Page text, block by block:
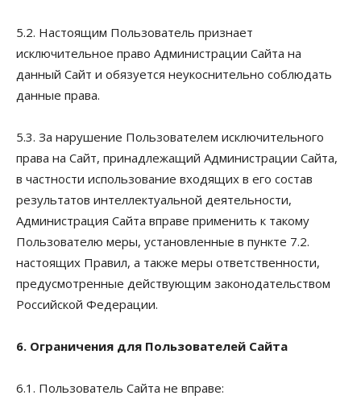
5.2. Настоящим Пользователь признает
исключительное право Администрации Сайта на
данный Сайт и обязуется неукоснительно соблюдать
данные права.
5.3. За нарушение Пользователем исключительного
права на Сайт, принадлежащий Администрации Сайта,
в частности использование входящих в его состав
результатов интеллектуальной деятельности,
Администрация Сайта вправе применить к такому
Пользователю меры, установленные в пункте 7.2.
настоящих Правил, а также меры ответственности,
предусмотренные действующим законодательством
Российской Федерации.
6. Ограничения для Пользователей Сайта
6.1. Пользователь Сайта не вправе: